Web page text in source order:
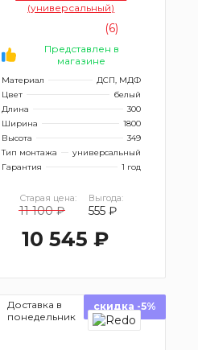
(универсальный)
(6)
Представлен в
магазине
Материал
ДСП, МДФ
Цвет
белый
Длина
300
Ширина
1800
Высота
349
Тип монтажа
универсальный
Гарантия
1 год
Старая цена:
11 100 ₽
Выгода:
555 ₽
10 545 ₽
Доставка в
понедельник
скидка -5%